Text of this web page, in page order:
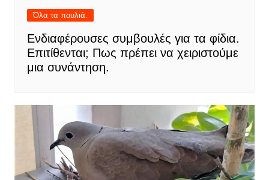
Όλα τα πουλιά.
Ενδιαφέρουσες συμβουλές για τα φίδια.
Επιτίθενται; Πως πρέπει να χειριστούμε
μια συνάντηση.